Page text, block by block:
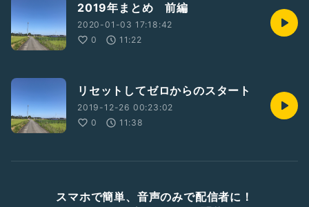
2019年まとめ 前編
2020-01-03 17:18:42
0
11:22
リセットしてゼロからのスタート
2019-12-26 00:23:02
0
11:38
スマホで簡単、音声のみで配信者に！